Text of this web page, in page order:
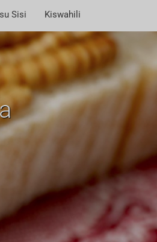
Sisi Kiswahili